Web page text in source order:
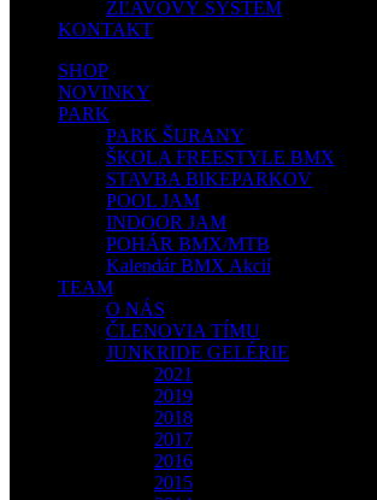
ZĽAVOVÝ SYSTÉM
KONTAKT
SHOP
NOVINKY
PARK
PARK ŠURANY
ŠKOLA FREESTYLE BMX
STAVBA BIKEPARKOV
POOL JAM
INDOOR JAM
POHÁR BMX/MTB
Kalendár BMX Akcií
TEAM
O NÁS
ČLENOVIA TÍMU
JUNKRIDE GELÉRIE
2021
2019
2018
2017
2016
2015